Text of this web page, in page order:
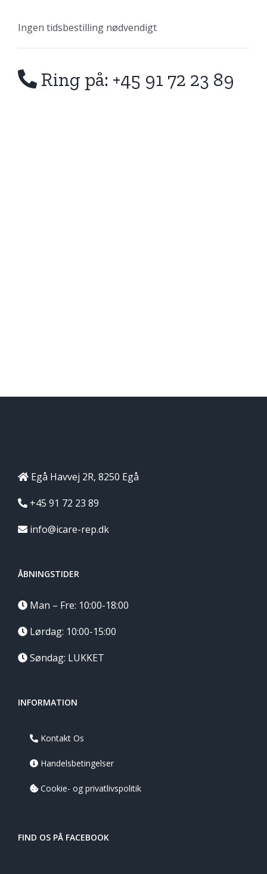
Ingen tidsbestilling nødvendigt
Ring på: +45 91 72 23 89
Egå Havvej 2R, 8250 Egå
+45 91 72 23 89
info@icare-rep.dk
ÅBNINGSTIDER
Man – Fre: 10:00-18:00
Lørdag: 10:00-15:00
Søndag: LUKKET
INFORMATION
Kontakt Os
Handelsbetingelser
Cookie- og privatlivspolitik
FIND OS PÅ FACEBOOK